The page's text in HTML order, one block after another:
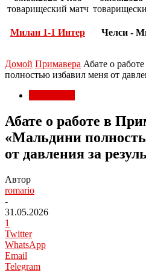
товарищеский матч
Милан 1-1 Интер Челси -
Домой Примавера Абате о
полностью избавил меня от
Абате о работе в
«Мальдини
от давления за
Автор
romario
-
31.05.2026
1
Twitter
WhatsApp
Email
Telegram